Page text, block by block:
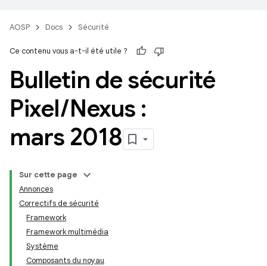
AOSP Docs Sécurité
Ce contenu vous a-t-il été utile ?
Bulletin de sécurité
Pixel/Nexus :
mars 2018
Sur cette page
Annonces
Correctifs de sécurité
Framework
Framework multimédia
Système
Composants du noyau